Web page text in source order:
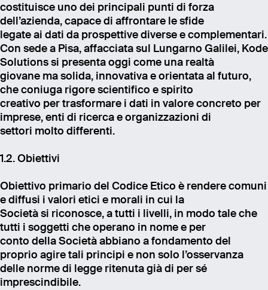
costituisce uno dei principali punti di forza
dell’azienda, capace di affrontare le sfide
legate ai dati da prospettive diverse e complementari.
Con sede a Pisa, affacciata sul Lungarno Galilei, Kode
Solutions si presenta oggi come una realtà
giovane ma solida, innovativa e orientata al futuro,
che coniuga rigore scientifico e spirito
creativo per trasformare i dati in valore concreto per
imprese, enti di ricerca e organizzazioni di
settori molto differenti.
1.2. Obiettivi
Obiettivo primario del Codice Etico è rendere comuni
e diffusi i valori etici e morali in cui la
Società si riconosce, a tutti i livelli, in modo tale che
tutti i soggetti che operano in nome e per
conto della Società abbiano a fondamento del
proprio agire tali principi e non solo l’osservanza
delle norme di legge ritenuta già di per sé
imprescindibile.